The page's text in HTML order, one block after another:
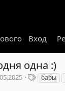
Гарант
Вход
одна :)
Т
е
бабы